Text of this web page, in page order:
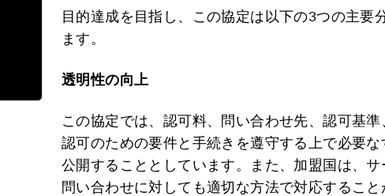
目的達成を目指し、この協定は以下の3つの主要
ます。
透明性の向上
この協定では、認可料、問い合わせ先、認可基
認可のための要件と手続きを遵守する上で必要
公開することとしています。また、加盟国は、
問い合わせに対しても適切な方法で対応すること